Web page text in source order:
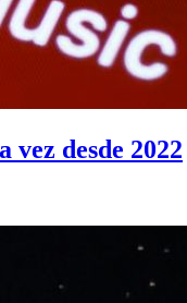
desde 2022